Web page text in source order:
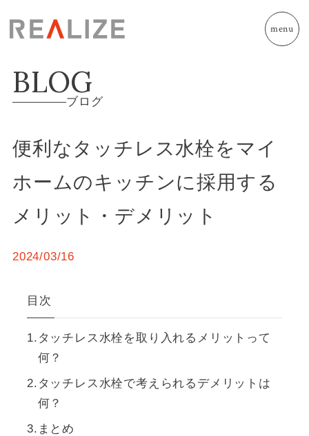
menu
BLOG
ブログ
便利なタッチレス水栓をマイ
ホームのキッチンに採用する
メリット・デメリット
2024/03/16
目次
タッチレス水栓を取り入れるメリットって
何？
タッチレス水栓で考えられるデメリットは
何？
まとめ